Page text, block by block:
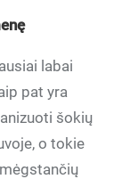
labai
pat yra
šokių
o tokie